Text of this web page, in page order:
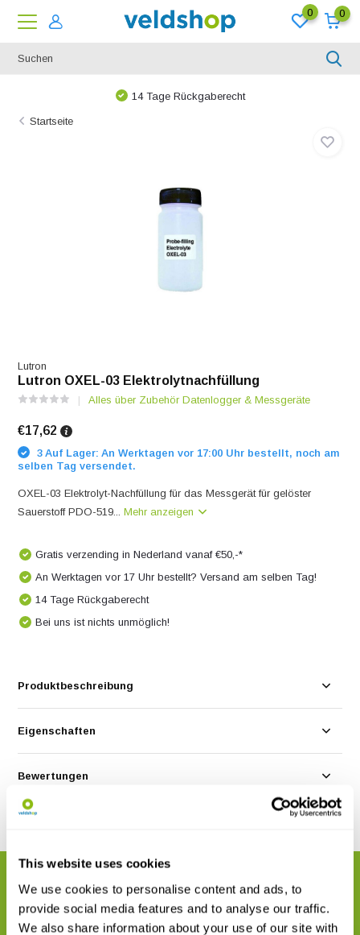
This website uses cookies
We use cookies to personalise content and ads, to
provide social media features and to analyse our traffic.
We also share information about your use of our site with
0 0
14 Tage Rückgaberecht
Startseite
Lutron
Lutron OXEL-03 Elektrolytnachfüllung
Alles über Zubehör Datenlogger & Messgeräte
€17,62
3 Auf Lager: An Werktagen vor 17:00 Uhr bestellt, noch am
selben Tag versendet.
OXEL-03 Elektrolyt-Nachfüllung für das Messgerät für gelöster
Sauerstoff PDO-519...Mehr anzeigen
Gratis verzending in Nederland vanaf €50,-*
An Werktagen vor 17 Uhr bestellt? Versand am selben Tag!
14 Tage Rückgaberecht
Bei uns ist nichts unmöglich!
Produktbeschreibung
Eigenschaften
Bewertungen
VERWANDTE PRODUKTE
Vervollständigen Sie Ihre Bestellung